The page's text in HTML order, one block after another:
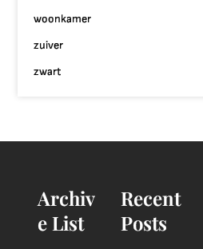
woonkamer
zuiver
zwart
Archiv
e List
Recent
Posts